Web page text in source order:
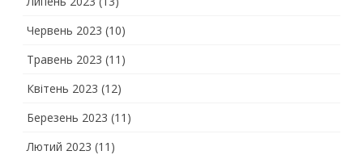
Червень 2023 (10)
Травень 2023 (11)
Квітень 2023 (12)
Березень 2023 (11)
Лютий 2023 (11)